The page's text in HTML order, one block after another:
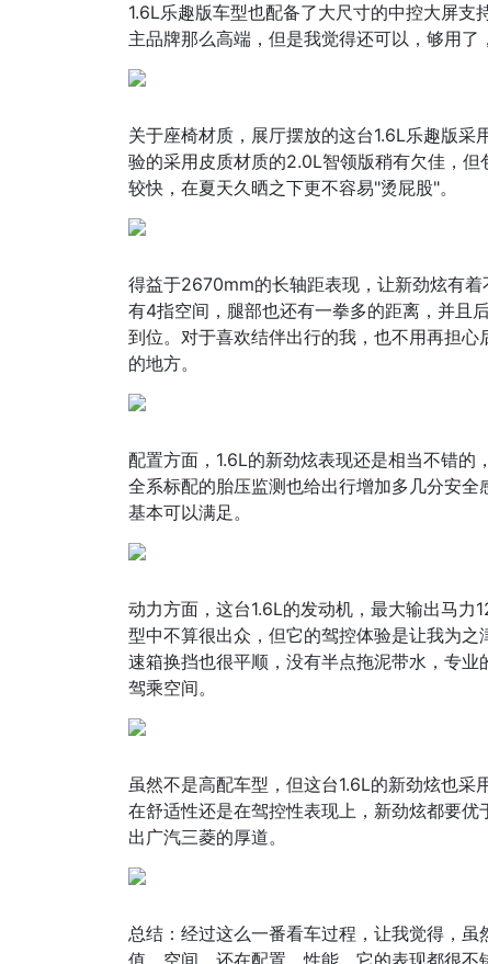
1.6L乐趣版车型也配备了大尺寸的中控大屏
主品牌那么高端，但是我觉得还可以，够用了
关于座椅材质，展厅摆放的这台1.6L乐趣版
验的采用皮质材质的2.0L智领版稍有欠佳，
较快，在夏天久晒之下更不容易"烫屁股"。
得益于2670mm的长轴距表现，让新劲炫有
有4指空间，腿部也还有一拳多的距离，并且
到位。对于喜欢结伴出行的我，也不用再担
的地方。
配置方面，1.6L的新劲炫表现还是相当不错的
全系标配的胎压监测也给出行增加多几分安
基本可以满足。
动力方面，这台1.6L的发动机，最大输出马
型中不算很出众，但它的驾控体验是让我为
速箱换挡也很平顺，没有半点拖泥带水，专
驾乘空间。
虽然不是高配车型，但这台1.6L的新劲炫也
在舒适性还是在驾控性表现上，新劲炫都要
出广汽三菱的厚道。
总结：经过这么一番看车过程，让我觉得，
值、空间，还在配置、性能，它的表现都很